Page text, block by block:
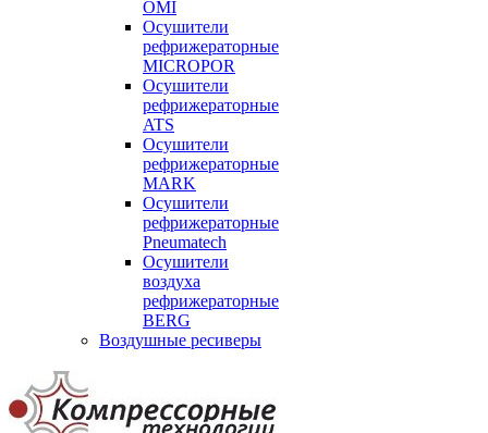
OMI
Осушители
рефрижераторные
MICROPOR
Осушители
рефрижераторные
ATS
Осушители
рефрижераторные
MARK
Осушители
рефрижераторные
Pneumatech
Осушители
воздуха
рефрижераторные
BERG
Воздушные ресиверы